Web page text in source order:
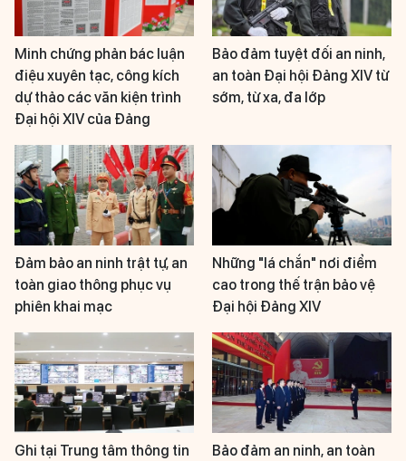
Minh chứng phản bác luận
điệu xuyên tạc, công kích
dự thảo các văn kiện trình
Đại hội XIV của Đảng
Bảo đảm tuyệt đối an ninh,
an toàn Đại hội Đảng XIV từ
sớm, từ xa, đa lớp
Đảm bảo an ninh trật tự, an
toàn giao thông phục vụ
phiên khai mạc
Những "lá chắn" nơi điểm
cao trong thế trận bảo vệ
Đại hội Đảng XIV
Ghi tại Trung tâm thông tin
Bảo đảm an ninh, an toàn